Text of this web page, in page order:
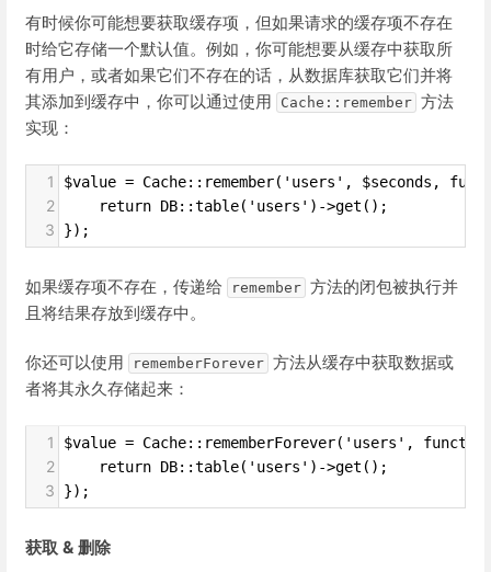
有时候你可能想要获取缓存项，但如果请求的缓存项不存在
时给它存储一个默认值。例如，你可能想要从缓存中获取所
有用户，或者如果它们不存在的话，从数据库获取它们并将
其添加到缓存中，你可以通过使用
Cache::remember 方法
实现：
1 $value = Cache::remember('users', $seconds,
2
    return DB::table('users')->get();
3 });
如果缓存项不存在，传递给 remember 方法的闭包被执行并
且将结果存放到缓存中。
你还可以使用 rememberForever 方法从缓存中获取数据或
者将其永久存储起来：
1 $value = Cache::rememberForever('users',
2
    return DB::table('users')->get();
3 });
获取 & 删除